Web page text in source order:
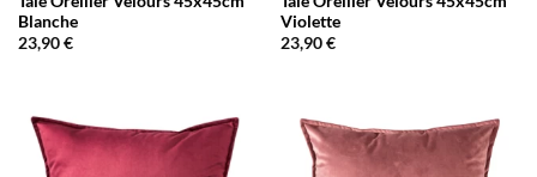
Blanche
23,90€
Violette
23,90€